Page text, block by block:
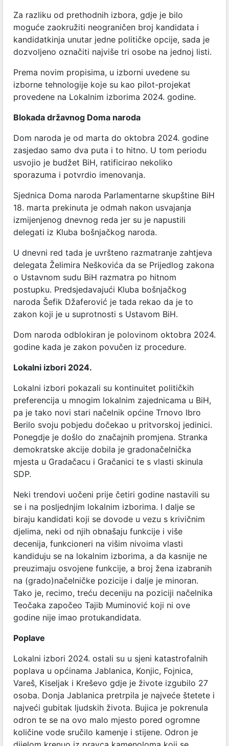
Za razliku od prethodnih izbora, gdje je bilo
moguće zaokružiti neograničen broj kandidata i
kandidatkinja unutar jedne političke opcije, sada je
dozvoljeno označiti najviše tri osobe na jednoj listi.
Prema novim propisima, u izborni uvedene su
izborne tehnologije koje su kao pilot-projekat
provedene na Lokalnim izborima 2024. godine.
Blokada državnog Doma naroda
Dom naroda je od marta do oktobra 2024. godine
zasjedao samo dva puta i to hitno. U tom periodu
usvojio je budžet BiH, ratificirao nekoliko
sporazuma i potvrdio imenovanja.
Sjednica Doma naroda Parlamentarne skupštine BiH
18. marta prekinuta je odmah nakon usvajanja
izmijenjenog dnevnog reda jer su je napustili
delegati iz Kluba bošnjačkog naroda.
U dnevni red tada je uvršteno razmatranje zahtjeva
delegata Želimira Neškovića da se Prijedlog zakona
o Ustavnom sudu BiH razmatra po hitnom
postupku. Predsjedavajući Kluba bošnjačkog
naroda Šefik Džaferović je tada rekao da je to
zakon koji je u suprotnosti s Ustavom BiH.
Dom naroda odblokiran je polovinom oktobra 2024.
godine kada je zakon povučen iz procedure.
Lokalni izbori 2024.
Lokalni izbori pokazali su kontinuitet političkih
preferencija u mnogim lokalnim zajednicama u BiH,
pa je tako novi stari načelnik općine Trnovo Ibro
Berilo svoju pobjedu dočekao u pritvorskoj jedinici.
Ponegdje je došlo do značajnih promjena. Stranka
demokratske akcije dobila je gradonačelnička
mjesta u Gradačacu i Gračanici te s vlasti skinula
SDP.
Neki trendovi uočeni prije četiri godine nastavili su
se i na posljednjim lokalnim izborima. I dalje se
biraju kandidati koji se dovode u vezu s krivičnim
djelima, neki od njih obnašaju funkcije i više
decenija, funkcioneri na višim nivoima vlasti
kandiduju se na lokalnim izborima, a da kasnije ne
preuzimaju osvojene funkcije, a broj žena izabranih
na (grado)načelničke pozicije i dalje je minoran.
Tako je, recimo, treću deceniju na poziciji načelnika
Teočaka započeo Tajib Muminović koji ni ove
godine nije imao protukandidata.
Poplave
Lokalni izbori 2024. ostali su u sjeni katastrofalnih
poplava u općinama Jablanica, Konjic, Fojnica,
Vareš, Kiseljak i Kreševo gdje je živote izgubilo 27
osoba. Donja Jablanica pretrpila je najveće štetete i
najveći gubitak ljudskih života. Bujica je pokrenula
odron te se na ovo malo mjesto pored ogromne
količine vode sručilo kamenje i stijene. Odron je